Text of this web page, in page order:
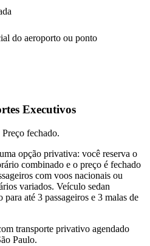
do aeroporto ou ponto
Executivos
fechado.
opção privativa: você reserva o
combinado e o preço é fechado
com voos nacionais ou
variados. Veículo sedan
até 3 passageiros e 3 malas de
transporte privativo agendado
Paulo.